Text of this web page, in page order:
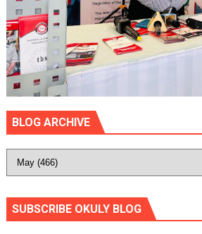
BLOG ARCHIVE
SUBSCRIBE OKULY BLOG